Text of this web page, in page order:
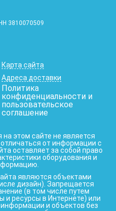
3810070509
Карта сайта
Адреса доставки
Политика
конфиденциальности и
пользовательское
соглашение
этом сайте не является
от информации с
оставляет за собой право
оборудования и
являются объектами
дизайн). Запрещается
(в том числе путем
и ресурсы в Интернете) или
и объектов без